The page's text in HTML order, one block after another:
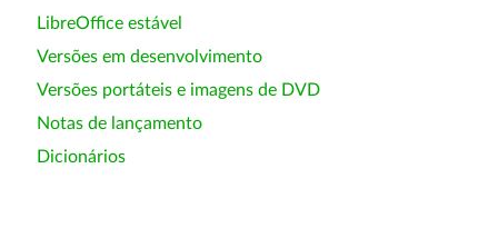
LibreOffice estável
Versões em desenvolvimento
Versões portáteis e imagens de DVD
Notas de lançamento
Dicionários